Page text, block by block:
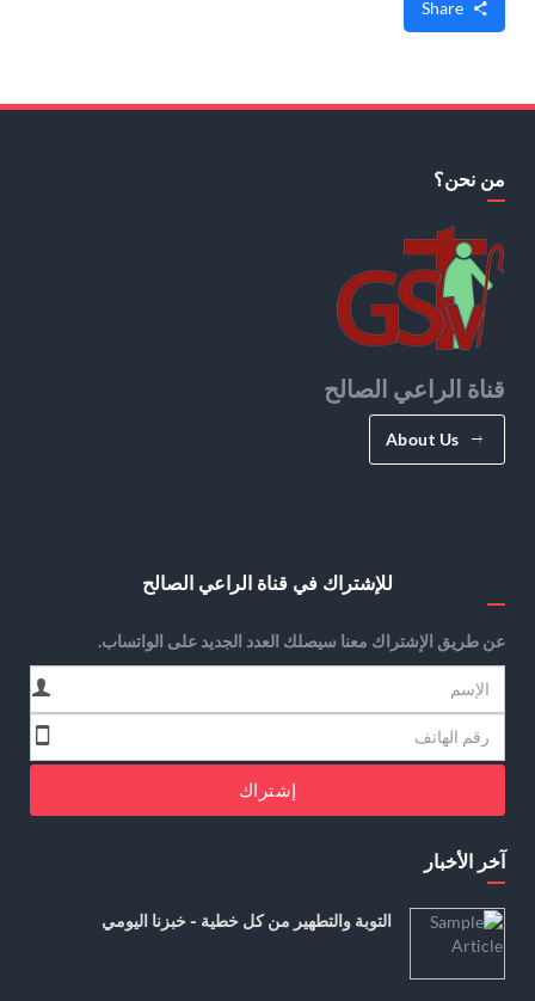
من نحن؟
قناة الراعي الصالح
About Us
للإشتراك في قناة الراعي الصالح
عن طريق الإشتراك معنا سيصلك العدد الجديد على الواتساب.
إشتراك
آخر الأخبار
التوبة والتطهير من كل خطية - خبزنا اليومي